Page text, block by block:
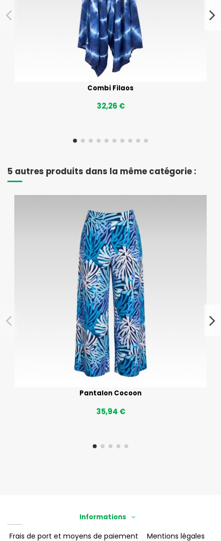
Combi Filaos
32,26 €
5 autres produits dans la même catégorie :
Pantalon Cocoon
35,94 €
Informations
Frais de port et moyens de paiement Mentions légales